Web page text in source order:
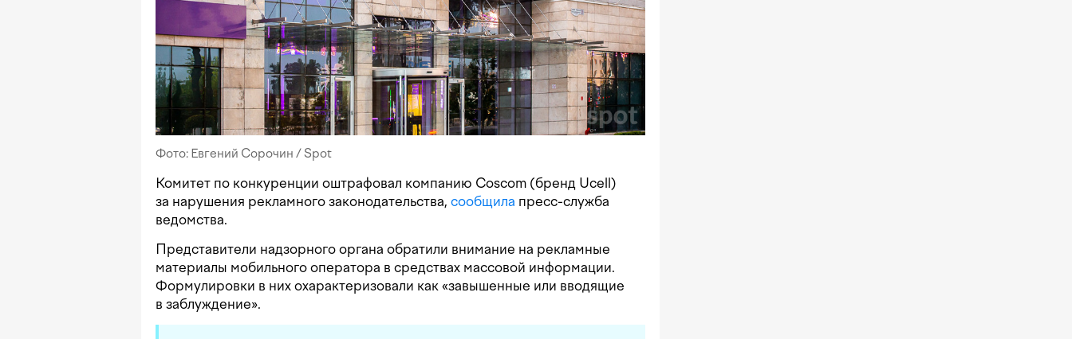
Фото: Евгений Сорочин / Spot
Комитет по конкуренции оштрафовал компанию Coscom (бренд Ucell)
за нарушения рекламного законодательства, сообщила пресс-служба
ведомства.
Представители надзорного органа обратили внимание на рекламные
материалы мобильного оператора в средствах массовой информации.
Формулировки в них охарактеризовали как «завышенные или вводящие
в заблуждение».